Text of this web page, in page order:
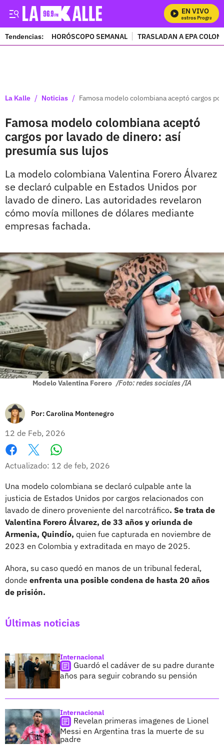
EN VIVO
Mira Todos Nuestros Programas
Tendencias: HORÓSCOPO SEMANAL TRASLADAN A EPA
La Kalle / Noticias / Famosa modelo colombiana aceptó cargos
Famosa modelo colombiana aceptó
cargos por lavado de dinero: así
presumía sus lujos
La modelo colombiana Valentina Forero Álvarez
se declaró culpable en Estados Unidos por
lavado de dinero. Las autoridades revelaron
cómo movía millones de dólares mediante
empresas fachada.
Modelo Valentina Forero /Foto: redes sociales /IA
Por:Carolina Montenegro
12 de Feb, 2026
Facebook
X
Actualizado: 12 de feb, 2026
Una modelo colombiana se declaró culpable ante la
justicia de Estados Unidos por cargos relacionados con
lavado de dinero proveniente del narcotráfico. Se trata de
Valentina Forero Álvarez, de 33 años y oriunda de
Armenia, Quindío, quien fue capturada en noviembre de
2023 en Colombia y extraditada en mayo de 2025.
Ahora, su caso quedó en manos de un tribunal federal,
donde enfrenta una posible condena de hasta 20 años
de prisión.
Últimas noticias
Internacional
Guardó el cadáver de su padre durante
años para seguir cobrando su pensión
Internacional
Revelan primeras imagenes de Lionel
Messi en Argentina tras la muerte de su
padre